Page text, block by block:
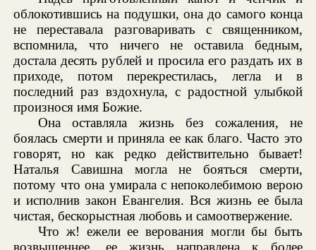
облокотившись на подушки, она до самого конца
не переставала разговаривать с священником,
вспомнила, что ничего не оставила бедным,
достала десять рублей и просила его раздать их в
приходе, потом перекрестилась, легла и в
последний раз вздохнула, с радостной улыбкой
произнося имя Божие.
Она оставляла жизнь без сожаления, не
боялась смерти и приняла ее как благо. Часто это
говорят, но как редко действительно бывает!
Наталья Савишна могла не бояться смерти,
потому что она умирала с непоколебимою верою
и исполнив закон Евангелия. Вся жизнь ее была
чистая, бескорыстная любовь и самоотвержение.
Что ж! ежели ее верования могли бы быть
возвышеннее, ее жизнь направлена к более